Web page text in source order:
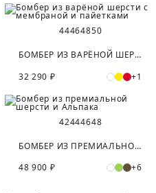
44464850
БОМБЕР ИЗ ВАРЁНОЙ ШЕРСТИ С МЕМБРАНОЙ И ПАЙЕТКАМИ
32 290 ₽
+1
42444648
БОМБЕР ИЗ ПРЕМИАЛЬНОЙ ШЕРСТИ И АЛЬПАКА
48 900 ₽
+6